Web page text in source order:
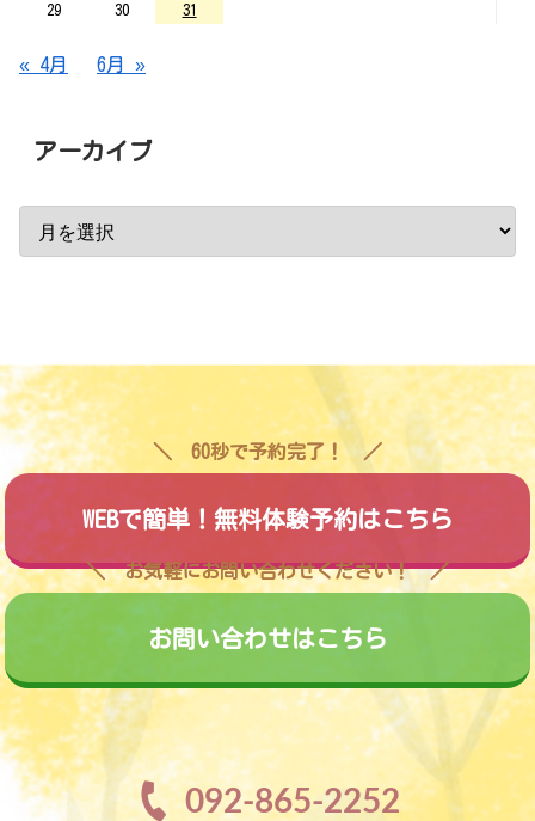
29
30 31
« 4月 6月 »
アーカイブ
60秒で予約完了！
WEBで簡単！無料体験予約はこちら
お気軽にお問い合わせください！
お問い合わせはこちら
092-865-2252